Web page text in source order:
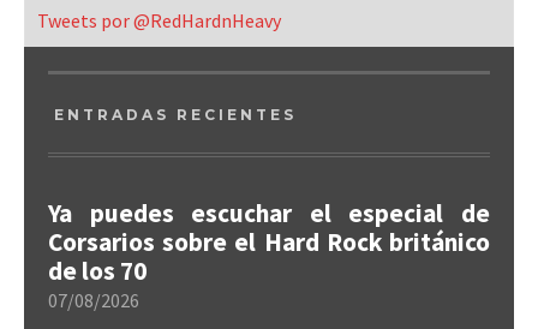
Tweets por @RedHardnHeavy
ENTRADAS RECIENTES
Ya puedes escuchar el especial de
Corsarios sobre el Hard Rock británico
de los 70
07/08/2026